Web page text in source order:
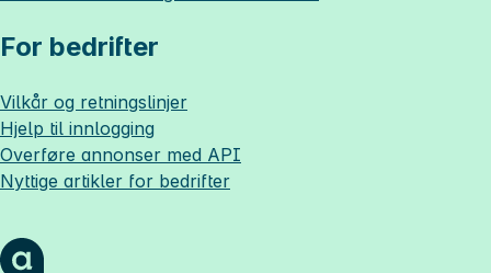
For bedrifter
Vilkår og retningslinjer
Hjelp til innlogging
Overføre annonser med API
Nyttige artikler for bedrifter